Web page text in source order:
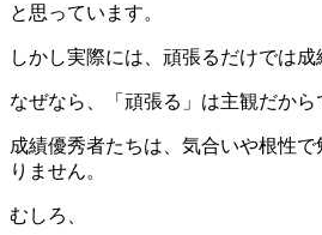
と思っています。
しかし実際には、頑張るだけでは成
なぜなら、「頑張る」は主観だから
成績優秀者たちは、気合いや根性
りません。
むしろ、